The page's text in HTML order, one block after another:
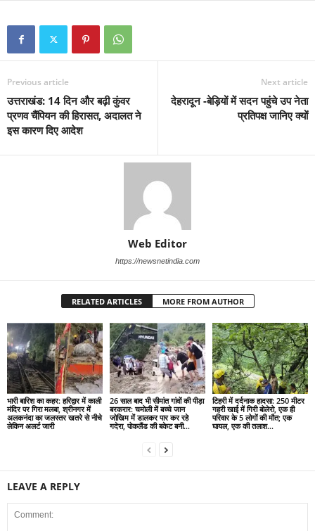
Previous article
उत्तराखंड: 14 दिन और बढ़ी कुंवर
प्रणव चैंपियन की हिरासत, अदालत ने
इस कारण दिए आदेश
Next article
देहरादून -बेड़ियों में सदन पहुंचे उप नेता
प्रतिपक्ष जानिए क्यों
Web Editor
https://newsnetindia.com
RELATED ARTICLES MORE FROM AUTHOR
भारी बारिश का कहर: हरिद्वार में काली
मंदिर पर गिरा मलबा, श्रीनगर में
अलकनंदा का जलस्तर खतरे से नीचे
लेकिन अलर्ट जारी
26 साल बाद भी सीमांत गांवों की पीड़ा
बरकरार: चमोली में बच्चे जान
जोखिम में डालकर पार कर रहे
गदेरा, पोकलैंड की बकेट बनी...
टिहरी में दर्दनाक हादसा: 250 मीटर
गहरी खाई में गिरी बोलेरो, एक ही
परिवार के 5 लोगों की मौत; एक
घायल, एक की तलाश...
LEAVE A REPLY